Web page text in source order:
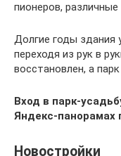
пионеров,
Долгие годы здания
переходя из рук в
восстановлен, а
Вход в парк-
Яндекс-панорамах
Новостройки